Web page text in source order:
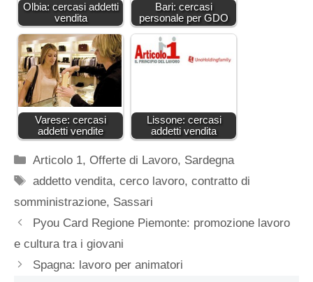
Olbia: cercasi addetti
vendita
Bari: cercasi
personale per GDO
Varese: cercasi
addetti vendite
Lissone: cercasi
addetti vendita
Categorie
Articolo 1,Offerte di Lavoro, Sardegna
Tag
addetto vendita,cerco lavoro,contratto di
somministrazione, Sassari
Pyou Card Regione Piemonte: promozione lavoro
e cultura tra i giovani
Spagna: lavoro per animatori